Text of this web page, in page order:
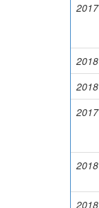
2017
2018
2018
2017
2018
2018